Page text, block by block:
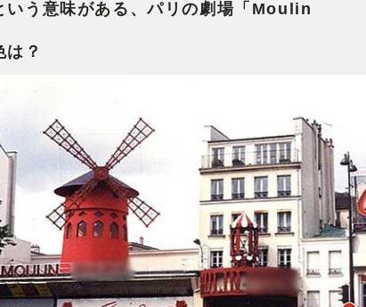
いう意味がある、パリの劇場「Moulin
は？